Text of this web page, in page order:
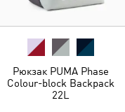
Рюкзак PUMA Phase
Colour-block Backpack
22L